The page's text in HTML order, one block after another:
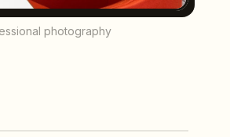
photography